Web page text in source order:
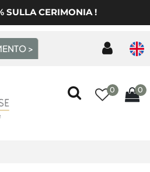
SULLA CERIMONIA !
>
0 0